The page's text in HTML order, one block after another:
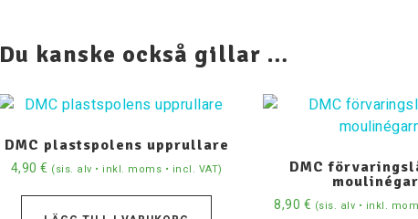
Du kanske också gillar …
DMC plastspolens upprullare
4,90€ (sis. alv • inkl. moms • incl. VAT)
DMC
8,90 € (sis. alv • inkl.